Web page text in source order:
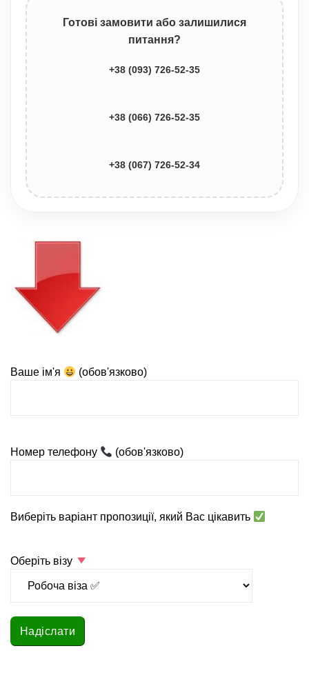
Готові замовити або залишилися
питання?
+38 (093) 726-52-35
+38 (066) 726-52-35
+38 (067) 726-52-34
Ваше ім'я (обов'язково)
Номер телефону (обов'язково)
Виберіть варіант пропозиції, який Вас цікавить
Оберіть візу